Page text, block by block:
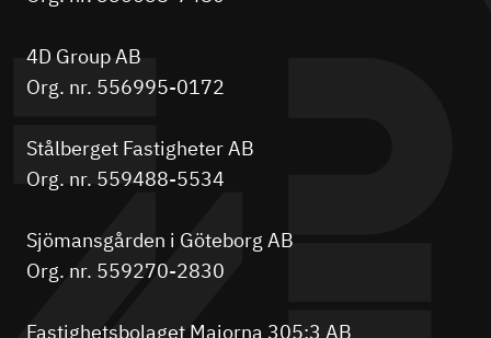
4D Group AB
Org. nr. 556995-0172
Stålberget Fastigheter AB
Org. nr. 559488-5534
Sjömansgården i Göteborg AB
Org. nr. 559270-2830
Fastighetsbolaget Majorna 305:3 AB